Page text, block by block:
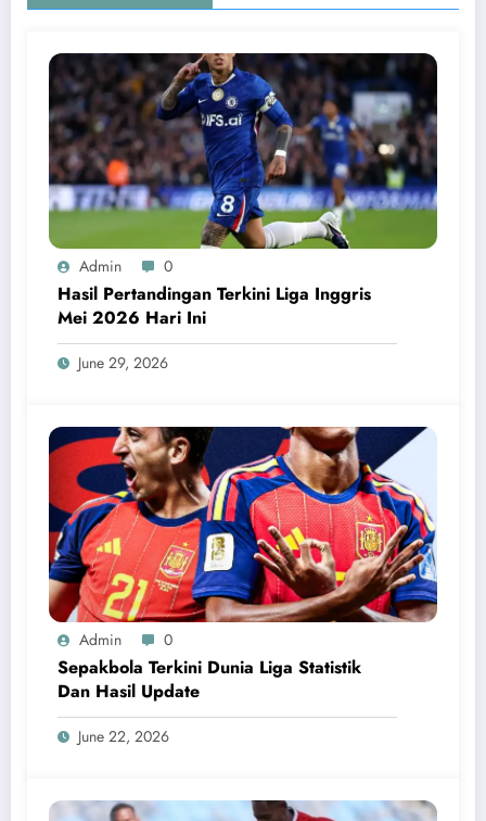
Admin 0
Hasil Pertandingan Terkini Liga Inggris
Mei 2026 Hari Ini
June 29, 2026
Admin 0
Sepakbola Terkini Dunia Liga Statistik
Dan Hasil Update
June 22, 2026